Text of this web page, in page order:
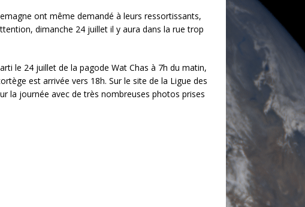
ont même demandé à leurs ressortissants,
dimanche 24 juillet il y aura dans la rue trop
le 24 juillet de la pagode Wat Chas à 7h du matin,
est arrivée vers 18h. Sur le site de la Ligue des
la journée avec de très nombreuses photos prises